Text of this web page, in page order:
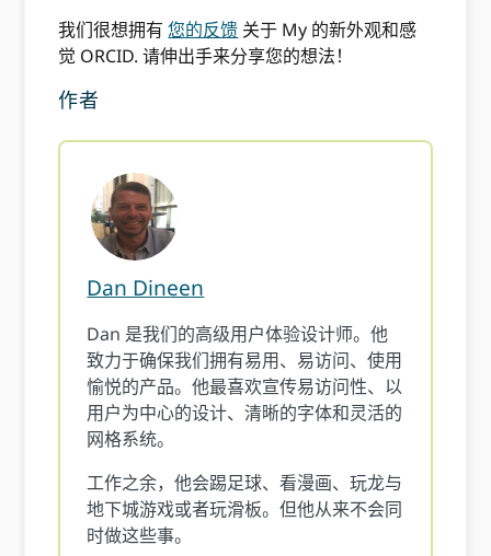
我们很想拥有您的反馈 关于 My 的新外观和感
觉 ORCID. 请伸出手来分享您的想法！
作者
Dan Dineen
Dan 是我们的高级用户体验设计师。他
致力于确保我们拥有易用、易访问、使用
愉悦的产品。他最喜欢宣传易访问性、以
用户为中心的设计、清晰的字体和灵活的
网格系统。
工作之余，他会踢足球、看漫画、玩龙与
地下城游戏或者玩滑板。但他从来不会同
时做这些事。